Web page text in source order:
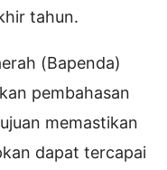
tahun.
(Bapenda)
pembahasan
memastikan
dapat tercapai